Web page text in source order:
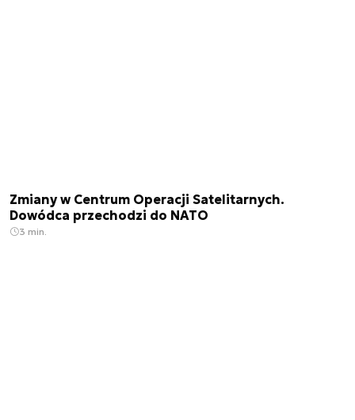
Zmiany w Centrum Operacji Satelitarnych.
Dowódca przechodzi do NATO
3 min.